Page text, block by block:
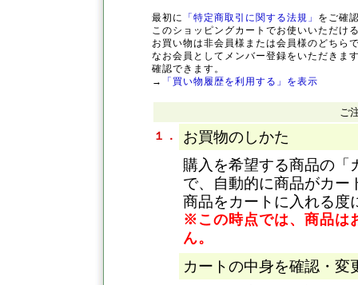
最初に 「特定商取引に関する法規」 をご確
このショッピングカートでお使いいただけ
お買い物は非会員様または会員様のどちら
なお会員としてメンバー登録をいただきま
確認できます。
→
「買い物履歴を利用する」を表示
ご
１．
お買物のしかた
購入を希望する商品の「
で、自動的に商品がカー
商品をカートに入れる度
※この時点では、商品は
ん。
カートの中身を確認・変